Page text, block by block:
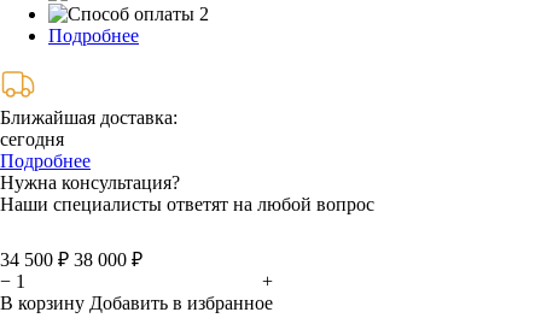
Подробнее
Ближайшая доставка:
сегодня
Подробнее
Нужна консультация?
Наши специалисты ответят на любой вопрос
34 500 ₽ 38 000 ₽
−
+
В корзину Добавить в избранное